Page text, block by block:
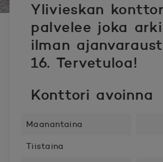
Ylivieskan
palvelee joka
ilman
16. Tervetuloa!
Konttori avoinna
Maanantaina
Tiistaina